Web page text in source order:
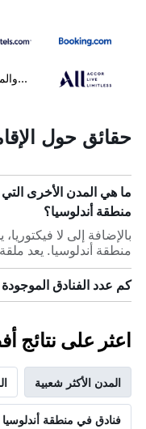
حقائق حول
ما هي المدن الأخرى التي
منطقة أندلوسيا؟
بالإضافة إلى لا
منطقة أندلوسيا. يعد ملقة
كم عدد الفنادق الموجودة
اعثر على نتائج
المدن الأكثر شعبية
فنادق في منطقة أندلوسيا